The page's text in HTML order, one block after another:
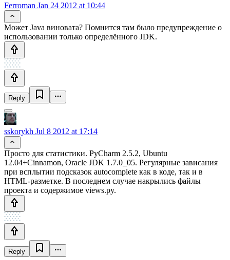
Ferroman Jan 24 2012 at 10:44
Может Java виновата? Помнится там было предупреждение о
использовании только определённого JDK.
Reply
sskorykh Jul 8 2012 at 17:14
Просто для статистики. PyCharm 2.5.2, Ubuntu
12.04+Cinnamon, Oracle JDK 1.7.0_05. Регулярные зависания
при всплытии подсказок autocomplete как в коде, так и в
HTML-разметке. В последнем случае накрылись файлы
проекта и содержимое views.py.
Reply